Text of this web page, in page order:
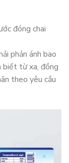
đóng chai
phản ánh bao
biết từ xa, đồng
theo yêu cầu